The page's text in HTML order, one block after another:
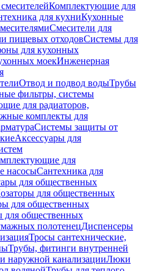
Комплектующие для
для кухниКухонные
Смесители для
пищевых отходовСистемы для
для кухонных
моекИнженерная
Отвод и подвод водыТрубы
фильтры, системы
для радиаторов,
комплекты для
Системы защиты от
Аксессуары для
для
насосыСантехника для
для общественных
для общественных
для общественных
для общественных
полотенецДиспенсеры
Тросы сантехнические,
Трубы, фитинги внутренней
наружной канализацииЛюки